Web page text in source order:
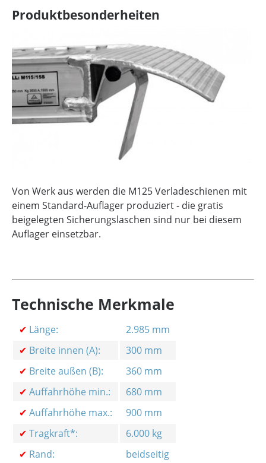
Produktbesonderheiten
Von Werk aus werden die M125 Verladeschienen mit
einem Standard-Auflager produziert - die gratis
beigelegten Sicherungslaschen sind nur bei diesem
Auflager einsetzbar.
Technische Merkmale
✔ Länge:
2.985 mm
✔ Breite innen (A):
300 mm
✔ Breite außen (B):
360 mm
✔ Auffahrhöhe min.:
680 mm
✔ Auffahrhöhe max.:
900 mm
✔ Tragkraft*:
6.000 kg
✔ Rand: beidseitig